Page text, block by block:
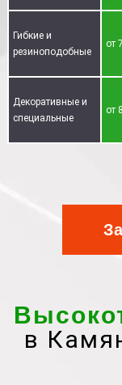
Гибкие и
резиноподобные
от
Декоративные и
специальные
от
в